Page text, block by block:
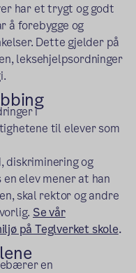
har et trygt og godt
å forebygge og
Dette gjelder på
leksehjelpsordninger
i
til elever som
diskriminering og
elev mener at han
skal rektor og andre
Se vår
på Teglverket skole.
en